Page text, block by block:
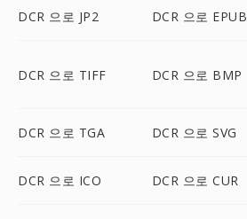
DCR 으로 JP2 DCR 으로 EPUB
DCR 으로 TIFF DCR 으로 BMP
DCR 으로 TGA DCR 으로 SVG
DCR 으로 ICO DCR 으로 CUR